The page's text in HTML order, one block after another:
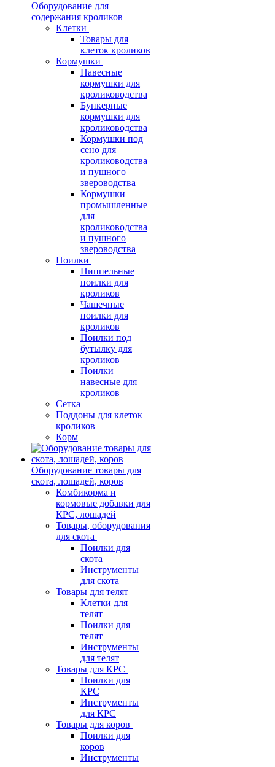
Оборудование для
содержания кроликов
Клетки
Товары для
клеток кроликов
Кормушки
Навесные
кормушки для
кролиководства
Бункерные
кормушки для
кролиководства
Кормушки под
сено для
кролиководства
и пушного
звероводства
Кормушки
промышленные
для
кролиководства
и пушного
звероводства
Поилки
Ниппельные
поилки для
кроликов
Чашечные
поилки для
кроликов
Поилки под
бутылку для
кроликов
Поилки
навесные для
кроликов
Сетка
Поддоны для клеток
кроликов
Корм
Оборудование товары для
скота, лошадей, коров
Комбикорма и
кормовые добавки для
КРС, лошадей
Товары, оборудования
для скота
Поилки для
скота
Инструменты
для скота
Товары для телят
Клетки для
телят
Поилки для
телят
Инструменты
для телят
Товары для КРС
Поилки для
КРС
Инструменты
для КРС
Товары для коров
Поилки для
коров
Инструменты